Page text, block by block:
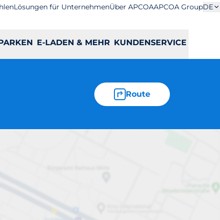
Lösungen für UnternehmenÜber APCOAAPCOA GroupDE
E-LADEN & MEHR KUNDENSERVICE
Route